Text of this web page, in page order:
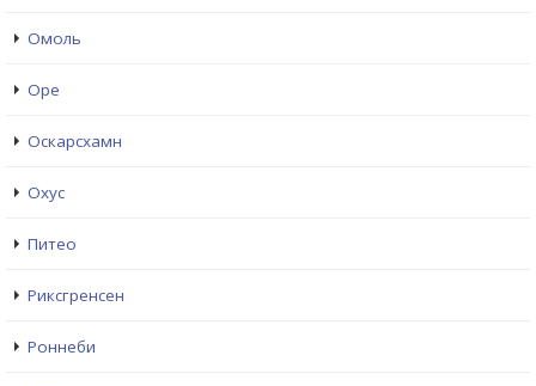
Омоль
Оре
Оскарсхамн
Охус
Питео
Риксгренсен
Роннеби